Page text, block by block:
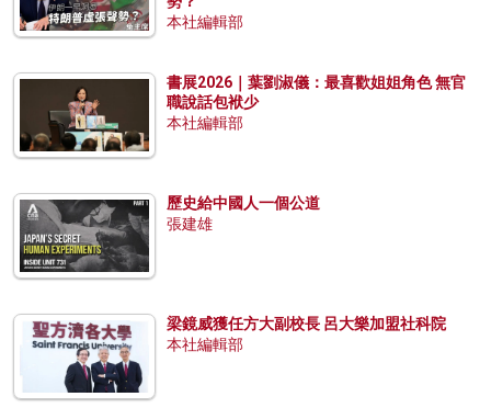
本社編輯部
書展2026｜葉劉淑儀：最喜歡姐姐角色 無官
職說話包袱少
本社編輯部
歷史給中國人一個公道
張建雄
梁鏡威獲任方大副校長 呂大樂加盟社科院
本社編輯部